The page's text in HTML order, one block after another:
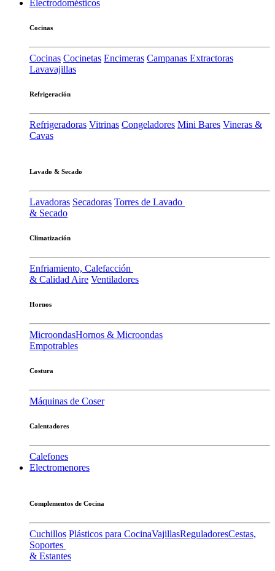
Electrodomésticos
Cocinas
Cocinas Cocinetas Encimeras Campanas Extractoras
Lavavajillas
Refrigeración
Refrigeradoras Vitrinas Congeladores Mini Bares Vineras &
Cavas
Lavado & Secado
Lavadoras Secadoras Torres de Lavado
& Secado
Climatización
Enfriamiento, Calefacción
& Calidad Aire Ventiladores
Hornos
MicroondasHornos & Microondas
Empotrables
Costura
Máquinas de Coser
Calentadores
Calefones
Electromenores
Complementos de Cocina
Cuchillos Plásticos para CocinaVajillasReguladoresCestas,
Soportes
& Estantes